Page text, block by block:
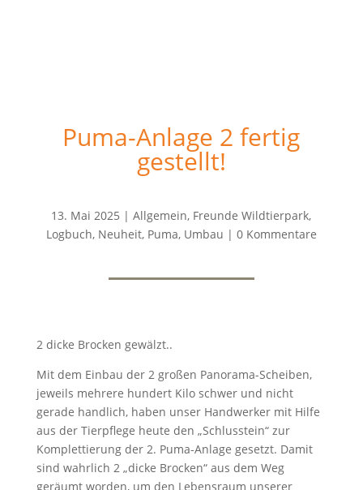
Puma-Anlage 2 fertig
gestellt!
13. Mai 2025 |Allgemein, Freunde Wildtierpark,
Logbuch, Neuheit, Puma, Umbau | 0 Kommentare
2 dicke Brocken gewälzt..
Mit dem Einbau der 2 großen Panorama-Scheiben,
jeweils mehrere hundert Kilo schwer und nicht
gerade handlich, haben unser Handwerker mit Hilfe
aus der Tierpflege heute den „Schlusstein“ zur
Komplettierung der 2. Puma-Anlage gesetzt. Damit
sind wahrlich 2 „dicke Brocken“ aus dem Weg
geräumt worden, um den Lebensraum unserer